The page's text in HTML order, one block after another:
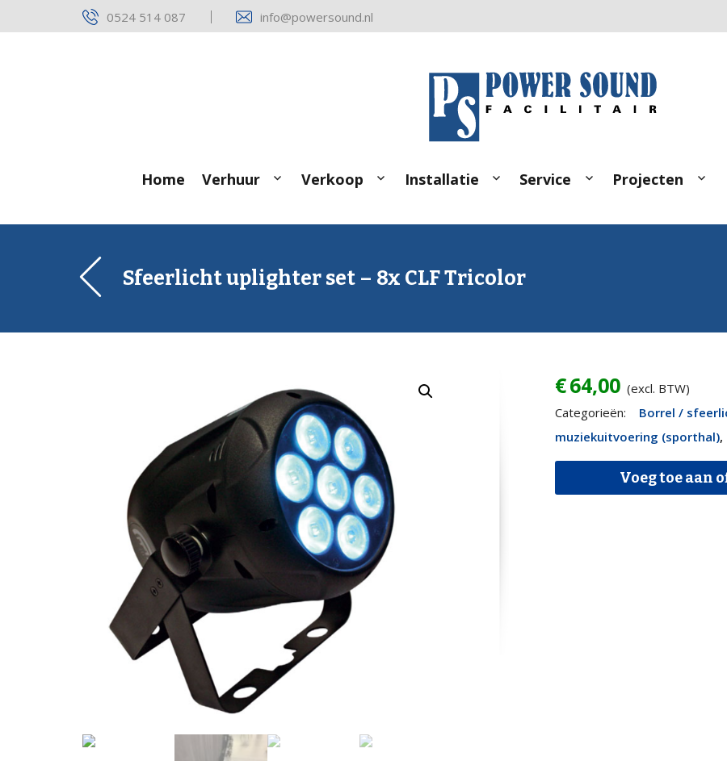
to
0524 514 087 info@powersound.nl
Home Verhuur Verkoop Installatie Service Projecten
Sfeerlicht uplighter set – 8x CLF Tricolor
€64,00 (excl. BTW)
Sfeerlicht
uplighter
set
Categorieën: Borrel /
muziekuitvoering (sporthal),
Voeg toe aan